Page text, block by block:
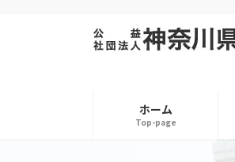
ホーム
Top-page